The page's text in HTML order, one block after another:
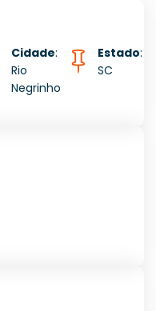
Cidade:
Rio
Negrinho
Estado:
SC